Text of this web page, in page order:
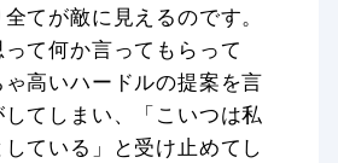
てが敵に見えるのです。
て何か言ってもらって
高いハードルの提案を言
てしまい、「こいつは私
ている」と受け止めてし